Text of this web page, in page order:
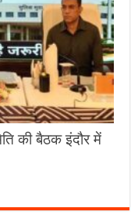
की बैठक इंदौर में